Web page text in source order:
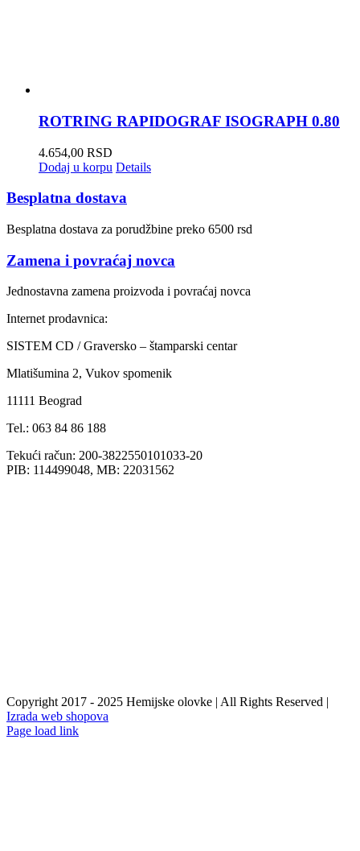
ROTRING RAPIDOGRAF ISOGRAPH 0.80
4.654,00 RSD
Dodaj u korpu Details
Besplatna dostava
Besplatna dostava za porudžbine preko 6500 rsd
Zamena i povraćaj novca
Jednostavna zamena proizvoda i povraćaj novca
Internet prodavnica:
SISTEM CD / Graversko – štamparski centar
Mlatišumina 2, Vukov spomenik
11111 Beograd
Tel.: 063 84 86 188
Tekući račun: 200-3822550101033-20
PIB: 114499048, MB: 22031562
Copyright 2017 - 2025 Hemijske olovke | All Rights Reserved |
Izrada web shopova
Instagram
Facebook
YouTube
Page load link